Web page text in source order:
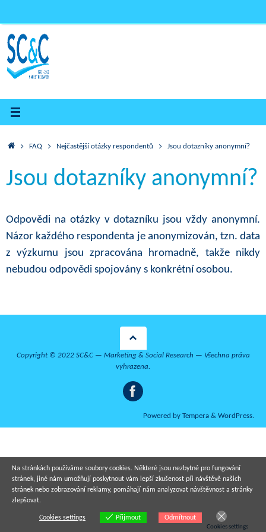
HomeFAQ Nejčastější otázky respondentů Jsou dotazníky anonymní?
Jsou dotazníky anonymní?
Odpovědi na otázky v dotazníku jsou vždy anonymní.
Názor každého respondenta je anonymizován, tzn. data
z výzkumu jsou zpracována hromadně, takže nikdy
nebudou odpovědi spojovány s konkrétní osobou.
Copyright © 2022 SC&C — Marketing & Social Research — Všechna práva
vyhrazena.
Powered by Tempera & WordPress.
Na stránkách používáme soubory cookies. Některé jsou nezbytné pro fungování
stránek, jiné nám umožňují poskytnout vám lepší zkušenost při návštěvě našich
stránek nebo zobrazování reklamy, pomáhají nám analyzovat návštěvnost a stránky
zlepšovat.
Cookies settings Přijmout Odmítnout
Cookies settings